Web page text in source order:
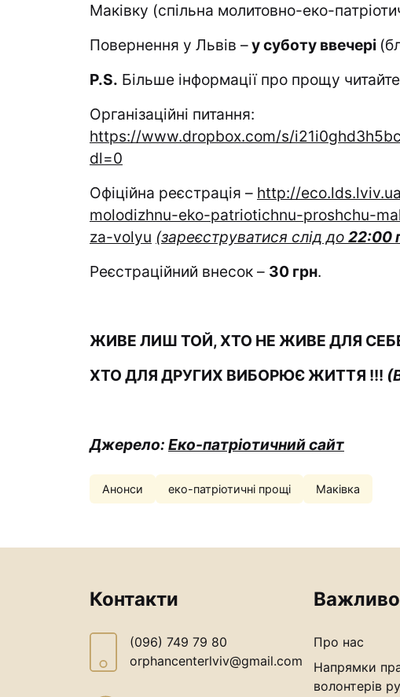
Маківку (спільна молитовно-еко-
Повернення у Львів –у суботу ввечері
P.S. Більше інформації про прощу читайте
Організаційні питання:
https://www.dropbox.com/s/
dl=0
Офіційна реєстрація – http://
molodizhnu-eko-patriotichnu-proshchu-
za-volyu (зареєструватися слід до 22:00
Реєстраційний внесок – 30 грн.
ЖИВЕ ЛИШ ТОЙ, ХТО НЕ ЖИВЕ ДЛЯ
ХТО ДЛЯ ДРУГИХ ВИБОРЮЄ ЖИТТЯ !!!
Джерело: Еко-патріотичний сайт
Анонси еко-патріотичні прощі Маківка
Контакти
(096) 749 79 80
orphancenterlviv@gmail.com
Важливо
Про нас
Напрямки
волонтерів